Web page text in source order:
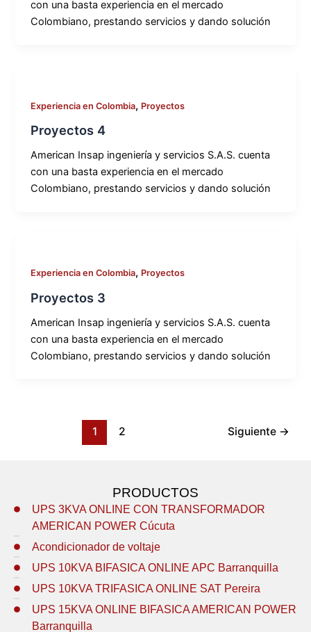
con una basta experiencia en el mercado
Colombiano, prestando servicios y dando solución
Experiencia en Colombia, Proyectos
Proyectos 4
American Insap ingeniería y servicios S.A.S. cuenta
con una basta experiencia en el mercado
Colombiano, prestando servicios y dando solución
Experiencia en Colombia, Proyectos
Proyectos 3
American Insap ingeniería y servicios S.A.S. cuenta
con una basta experiencia en el mercado
Colombiano, prestando servicios y dando solución
1 2 Siguiente →
PRODUCTOS
UPS 3KVA ONLINE CON TRANSFORMADOR
AMERICAN POWER Cúcuta
Acondicionador de voltaje
UPS 10KVA BIFASICA ONLINE APC Barranquilla
UPS 10KVA TRIFASICA ONLINE SAT Pereira
UPS 15KVA ONLINE BIFASICA AMERICAN POWER
Barranquilla